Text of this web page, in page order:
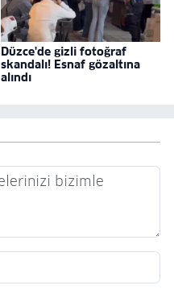
Düzce'de gizli fotoğraf
skandalı! Esnaf gözaltına
alındı